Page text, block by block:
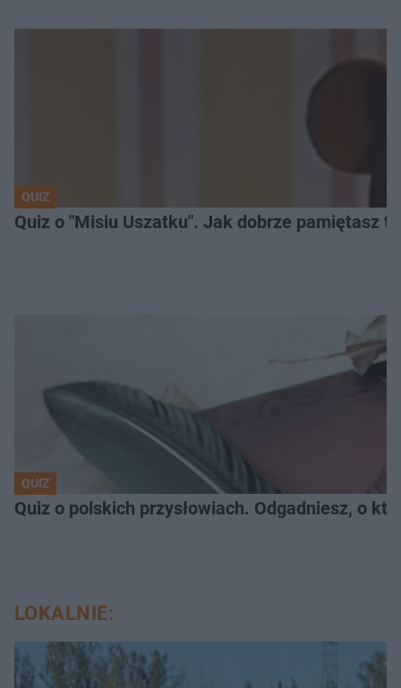
QUIZ
Quiz o "Misiu Uszatku". Jak dobrze pamiętasz
QUIZ
Quiz o polskich przysłowiach. Odgadniesz, o
LOKALNIE: